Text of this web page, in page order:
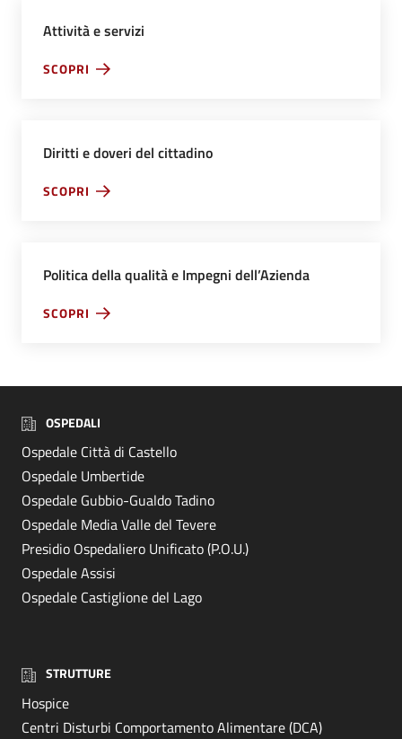
Attività e servizi
SCOPRI
Diritti e doveri del cittadino
SCOPRI
Politica della qualità e Impegni dell’Azienda
SCOPRI
OSPEDALI
Ospedale Città di Castello
Ospedale Umbertide
Ospedale Gubbio-Gualdo Tadino
Ospedale Media Valle del Tevere
Presidio Ospedaliero Unificato (P.O.U.)
Ospedale Assisi
Ospedale Castiglione del Lago
STRUTTURE
Hospice
Centri Disturbi Comportamento Alimentare (DCA)